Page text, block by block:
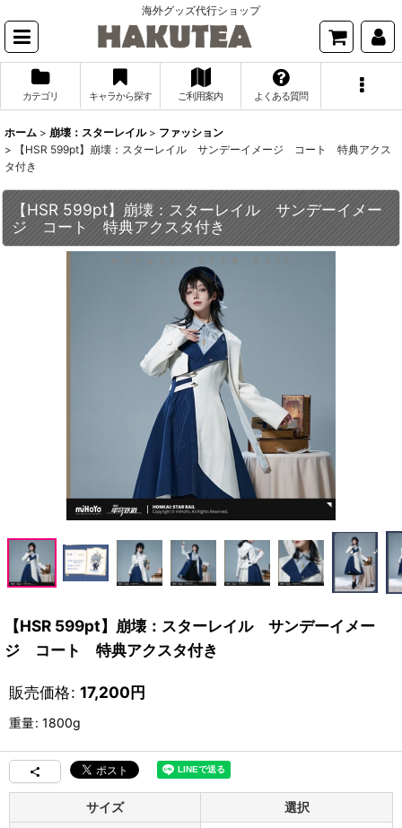
海外グッズ代行ショップ
カテゴリ キャラから探す ご利用案内 よくある質問
ホーム > 崩壊：スターレイル > ファッション
>
【HSR 599pt】崩壊：スターレイル サンデーイメージ コート 特典アクス
タ付き
【HSR 599pt】崩壊：スターレイル サンデーイメー
ジ コート 特典アクスタ付き
【HSR 599pt】崩壊：スターレイル サンデーイメー
ジ コート 特典アクスタ付き
販売価格: 17,200円
重量: 1800g
サイズ
選択